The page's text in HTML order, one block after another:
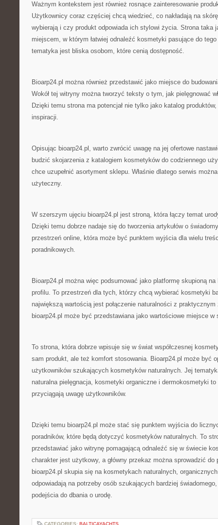
Ważnym kontekstem jest również rosnące zainteresowanie
Użytkownicy coraz częściej chcą wiedzieć, co nakładają na
wybierają i czy produkt odpowiada ich stylowi życia. Strona taka
miejscem, w którym łatwiej odnaleźć kosmetyki pasujące do
tematyka jest bliska osobom, które cenią dostępność.
Bioarp24.pl można również przedstawić jako miejsce do
Wokół tej witryny można tworzyć teksty o tym, jak pielęgnować
Dzięki temu strona ma potencjał nie tylko jako katalog
inspiracji.
Opisując bioarp24.pl, warto zwrócić uwagę na jej ofertowe
budzić skojarzenia z katalogiem kosmetyków do codziennego
chce uzupełnić asortyment sklepu. Właśnie dlatego serwis
użyteczny.
W szerszym ujęciu bioarp24.pl jest stroną, która łączy temat
Dzięki temu dobrze nadaje się do tworzenia artykułów o
przestrzeń online, która może być punktem wyjścia dla wielu
poradnikowych.
Bioarp24.pl można więc podsumować jako platformę skupioną
profilu. To przestrzeń dla tych, którzy chcą wybierać kosmetyki
największą wartością jest połączenie naturalności z
bioarp24.pl może być przedstawiana jako wartościowe miejsce w
To strona, która dobrze wpisuje się w świat współczesnej
sam produkt, ale też komfort stosowania. Bioarp24.pl może być
użytkowników szukających kosmetyków naturalnych. Jej
naturalna pielęgnacja, kosmetyki organiczne i dermokosmetyki
przyciągają uwagę użytkowników.
Dzięki temu bioarp24.pl może stać się punktem wyjścia do
poradników, które będą dotyczyć kosmetyków naturalnych. To
przedstawiać jako witrynę pomagającą odnaleźć się w świecie
charakter jest użytkowy, a główny przekaz można sprowadzić do
bioarp24.pl skupia się na kosmetykach naturalnych,
odpowiadają na potrzeby osób szukających bardziej
podejścia do dbania o urodę.
CATEGORIES: BALTICAYACHTS